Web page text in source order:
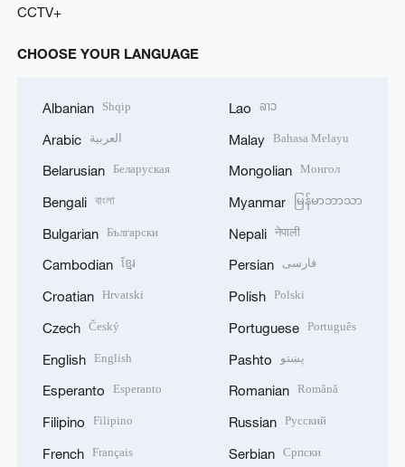
CCTV+
CHOOSE YOUR LANGUAGE
Albanian Shqip
Arabic العربية
Belarusian Беларуская
Bengali বাংলা
Bulgarian Български
Cambodian ខ្មែរ
Croatian Hrvatski
Czech Český
English English
Esperanto Esperanto
Filipino Filipino
French Français
Lao ລາວ
Malay Bahasa Melayu
Mongolian Монгол
Myanmar မြန်မာဘာသာ
Nepali नेपाली
Persian فارسی
Polish Polski
Portuguese Português
Pashto پښتو
Romanian Română
Russian Русский
Serbian Српски